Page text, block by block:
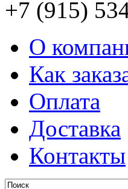
+7 (915)
О
Как
Оплата
Доставка
Контакты